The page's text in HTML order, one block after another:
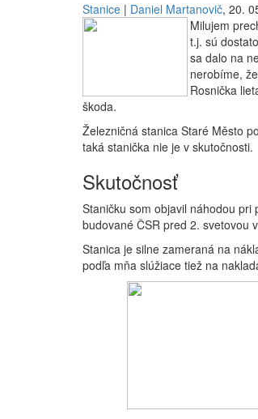
Stanice | Daniel Martanovič, 20.
Milujem
t.j. sú
sa dalo na
nerobíme,
Rosnička
škoda.
Železničná stanica Staré Město
taká stanička nie je v skutočnosti.
Skutočnosť
Staničku som objavil náhodou
budované ČSR pred 2. svetovou
Stanica je silne zameraná na
podľa mňa slúžiace tiež na